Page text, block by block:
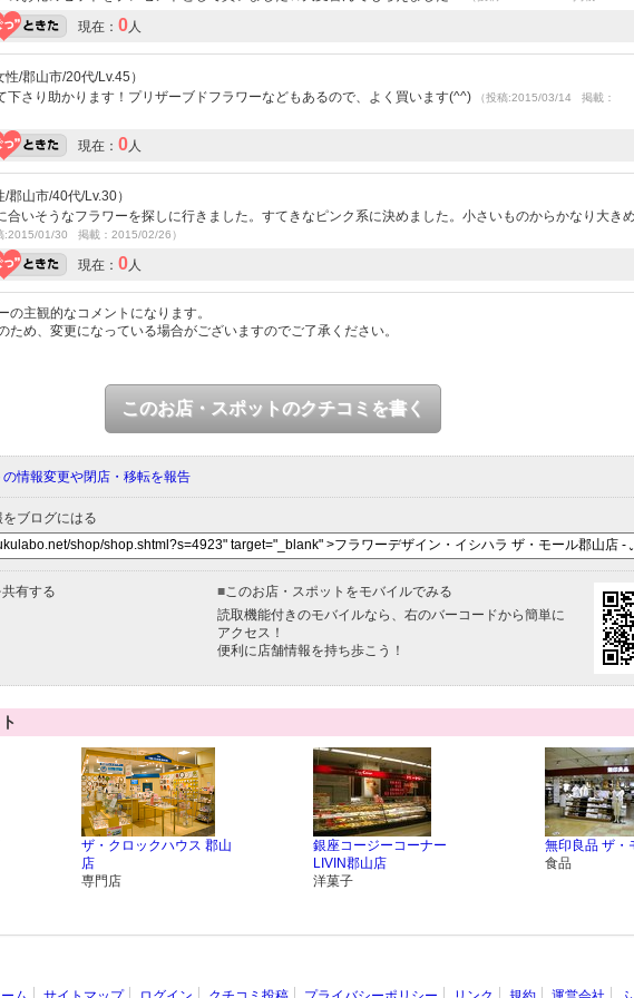
現在： 0 人
/郡山市/20代/Lv.45）
下さり助かります！プリザーブドフラワーなどもあるので、よく買います(^^)
（投稿:2015/03/14 掲載：
現在： 0 人
郡山市/40代/Lv.30）
合いそうなフラワーを探しに行きました。すてきなピンク系に決めました。小さいものからかなり大き
:2015/01/30 掲載：2015/02/26）
現在： 0 人
主観的なコメントになります。
ため、変更になっている場合がございますのでご了承ください。
このお店・スポットのクチコミを書く
の情報変更や閉店・移転を報告
ブログにはる
有する ■ このお店・スポットをモバイルでみる
読取機能付きのモバイルなら、右のバーコードから簡単に
アクセス！
便利に店舗情報を持ち歩こう！
ザ・クロックハウス 郡山
店
専門店
銀座コージーコーナー
LIVIN郡山店
洋菓子
無印良品 ザ・
食品